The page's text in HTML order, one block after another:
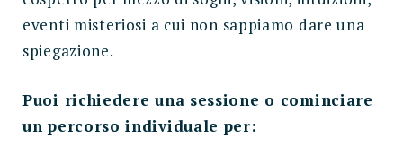
eventi misteriosi a cui non sappiamo dare una
spiegazione.
Puoi richiedere una sessione o cominciare
un percorso individuale per: